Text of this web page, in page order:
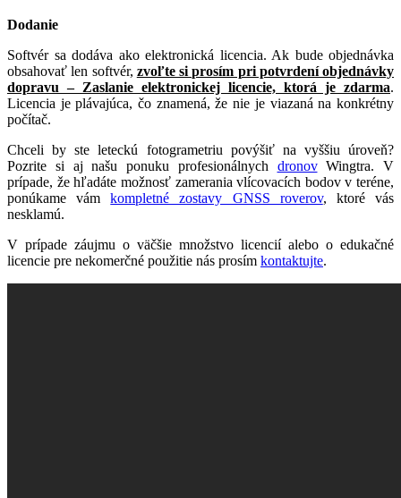
Dodanie
Softvér sa dodáva ako elektronická licencia. Ak bude objednávka
obsahovať len softvér, zvoľte si prosím pri potvrdení objednávky
dopravu – Zaslanie elektronickej licencie, ktorá je zdarma.
Licencia je plávajúca, čo znamená, že nie je viazaná na konkrétny
počítač.
Chceli by ste leteckú fotogrametriu povýšiť na vyššiu úroveň?
Pozrite si aj našu ponuku profesionálnych dronovWingtra. V
prípade, že hľadáte možnosť zamerania vlícovacích bodov v teréne,
ponúkame vámkompletné zostavy GNSS roverov, ktoré vás
nesklamú.
V prípade záujmu o väčšie množstvo licencií alebo o edukačné
licencie pre nekomerčné použitie nás prosím kontaktujte.